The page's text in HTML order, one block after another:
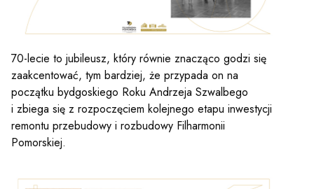
70-lecie to jubileusz, który równie znacząco godzi się
zaakcentować, tym bardziej, że przypada on na
początku bydgoskiego Roku Andrzeja Szwalbego
i zbiega się z rozpoczęciem kolejnego etapu inwestycji
remontu przebudowy i rozbudowy Filharmonii
Pomorskiej.